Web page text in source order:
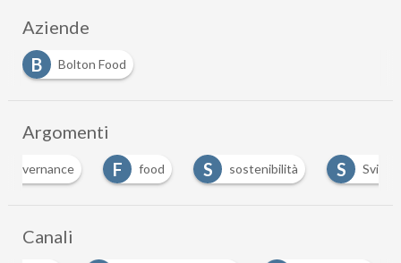
Aziende
B
Bolton Food
Argomenti
F
food S sostenibilità S Sviluppo sostenibile
Canali